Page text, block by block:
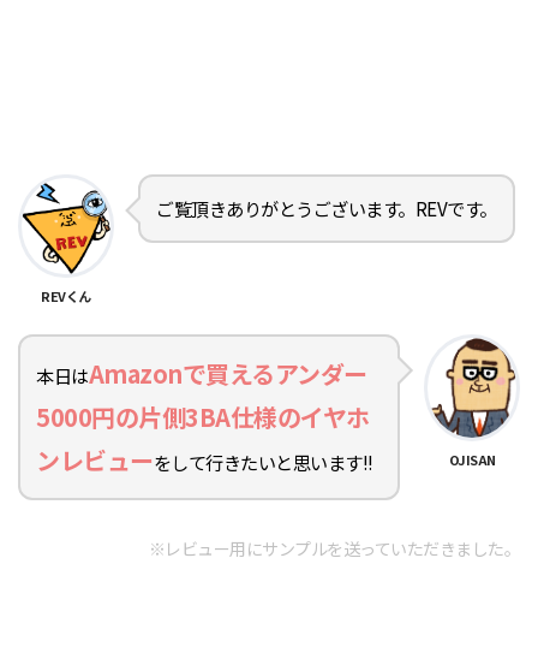
REVくん
ご覧頂きありがとうございます。REVです。
本日はAmazonで買えるアンダー
5000円の片側3BA仕様のイヤホ
ンレビューをして行きたいと思います!! OJISAN
※レビュー用にサンプルを送っていただきました。